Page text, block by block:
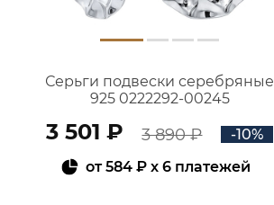
Серьги подвески серебряные
925 0222292-00245
3 501 ₽ 3 890 ₽
-10%
от584 ₽ x 6 платежей